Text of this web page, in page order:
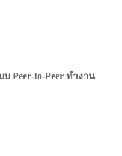
Peer‑to‑Peer ทำงาน